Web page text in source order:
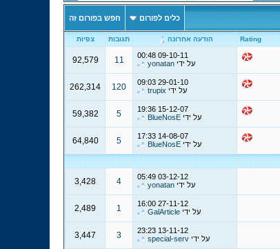
כלים לפורום חפש בפורום זה
Rating הודעה אחרונה תגובות צפיות
09-10-11
00:48
על ידי yonatan
11
92,579
29-01-10
09:03
על ידי trupix
120
262,314
15-12-07
19:36
על ידי BlueNosE
5
59,382
14-08-07
17:33
על ידי BlueNosE
5
64,840
03-12-12
05:49
על ידי yonatan
4
3,428
27-11-12
16:00
על ידי GalArticle
1
2,489
13-11-12
23:23
על ידי special-serv
3
3,447